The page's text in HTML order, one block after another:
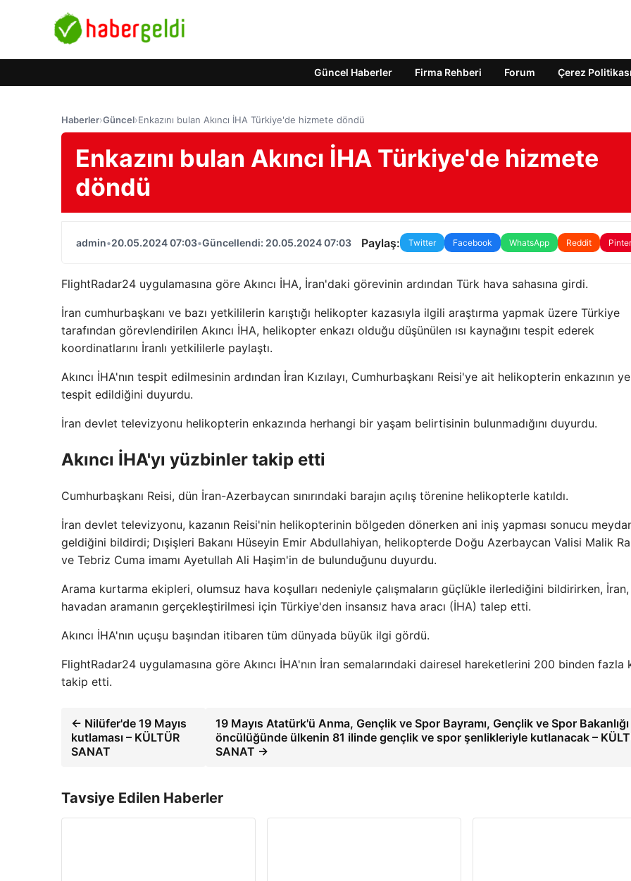
Güncel Haberler Firma Rehberi Forum Çerez Politikası
Haberler›Güncel›Enkazını bulan Akıncı İHA Türkiye'de hizmete döndü
Enkazını bulan Akıncı İHA Türkiye'de hizmete
döndü
admin•20.05.2024 07:03•Güncellendi: 20.05.2024 07:03 Paylaş: Twitter Facebook WhatsApp Reddit
FlightRadar24 uygulamasına göre Akıncı İHA, İran'daki görevinin ardından Türk hava sahasına girdi.
İran cumhurbaşkanı ve bazı yetkililerin karıştığı helikopter kazasıyla ilgili araştırma yapmak üzere Türkiye
tarafından görevlendirilen Akıncı İHA, helikopter enkazı olduğu düşünülen ısı kaynağını tespit ederek
koordinatlarını İranlı yetkililerle paylaştı.
Akıncı İHA'nın tespit edilmesinin ardından İran Kızılayı, Cumhurbaşkanı Reisi'ye ait helikopterin enkazının
tespit edildiğini duyurdu.
İran devlet televizyonu helikopterin enkazında herhangi bir yaşam belirtisinin bulunmadığını duyurdu.
Akıncı İHA'yı yüzbinler takip etti
Cumhurbaşkanı Reisi, dün İran-Azerbaycan sınırındaki barajın açılış törenine helikopterle katıldı.
İran devlet televizyonu, kazanın Reisi'nin helikopterinin bölgeden dönerken ani iniş yapması sonucu
geldiğini bildirdi; Dışişleri Bakanı Hüseyin Emir Abdullahiyan, helikopterde Doğu Azerbaycan Valisi Malik
ve Tebriz Cuma imamı Ayetullah Ali Haşim'in de bulunduğunu duyurdu.
Arama kurtarma ekipleri, olumsuz hava koşulları nedeniyle çalışmaların güçlükle ilerlediğini bildirirken, İran,
havadan aramanın gerçekleştirilmesi için Türkiye'den insansız hava aracı (İHA) talep etti.
Akıncı İHA'nın uçuşu başından itibaren tüm dünyada büyük ilgi gördü.
FlightRadar24 uygulamasına göre Akıncı İHA'nın İran semalarındaki dairesel hareketlerini 200 binden fazla
takip etti.
← Nilüfer'de 19 Mayıs
kutlaması – KÜLTÜR
SANAT
19 Mayıs Atatürk'ü Anma, Gençlik ve Spor Bayramı, Gençlik ve Spor Bakanlığı
öncülüğünde ülkenin 81 ilinde gençlik ve spor şenlikleriyle kutlanacak –
SANAT →
Tavsiye Edilen Haberler